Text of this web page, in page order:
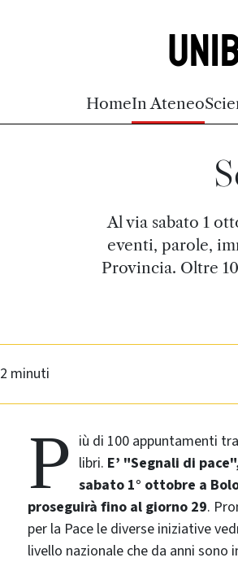
HomeIn Ateneo
Al via sabato 1
eventi, parole,
Provincia. Oltre
2 minuti
P iù di 100 appuntamenti
libri. E’ "Segnali di
sabato 1° ottobre a
proseguirà fino al giorno 29.
per la Pace le diverse iniziative
livello nazionale che da anni